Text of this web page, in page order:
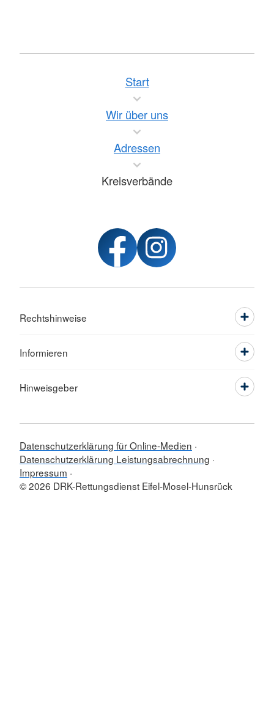
Start
Wir über uns
Adressen
Kreisverbände
Rechtshinweise
Informieren
Hinweisgeber
Datenschutzerklärung für Online-Medien
Datenschutzerklärung Leistungsabrechnung
Impressum
© 2026 DRK-Rettungsdienst Eifel-Mosel-Hunsrück